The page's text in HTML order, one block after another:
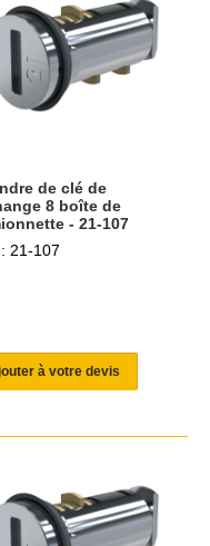
de clé de
8 boîte de
- 21-107
21-107
à votre devis